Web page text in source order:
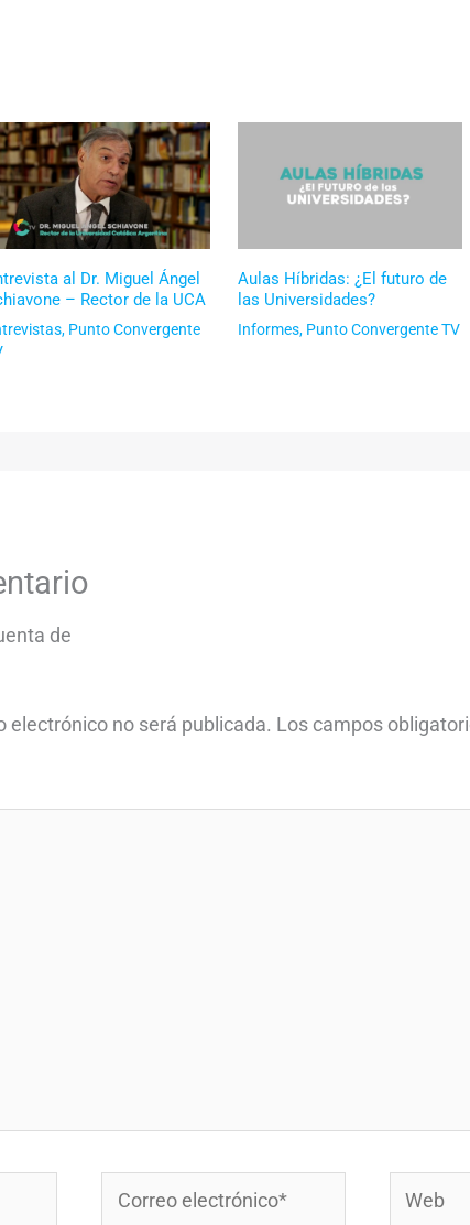
al Dr. Miguel Ángel
– Rector de la UCA
, Punto Convergente
Aulas Híbridas: ¿El futuro de
las Universidades?
Informes, Punto Convergente TV
de
electrónico no será publicada. Los campos
Correo
Web